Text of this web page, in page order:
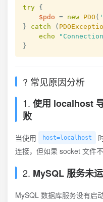
try {
$pdo = new PDO (
}
catch (
echo
}
? 常见原因分析
1. 使用 localhost
败
当使用 host=localhost
连接，但如果 socket 文件
2. MySQL 服务未
MySQL 数据库服务没有启